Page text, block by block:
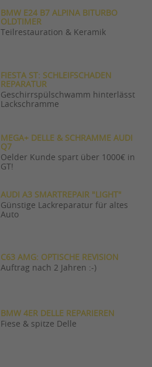
BMW E24 B7 ALPINA BITURBO
OLDTIMER
Teilrestauration & Keramik
FIESTA ST: SCHLEIFSCHADEN
REPARATUR
Geschirrspülschwamm hinterlässt
Lackschramme
MEGA+ DELLE & SCHRAMME AUDI
Q7
Oelder Kunde spart über 1000€ in
GT!
AUDI A3 SMARTREPAIR "LIGHT"
Günstige Lackreparatur für altes
Auto
C63 AMG: OPTISCHE REVISION
Auftrag nach 2 Jahren :-)
BMW 4ER DELLE REPARIEREN
Fiese & spitze Delle